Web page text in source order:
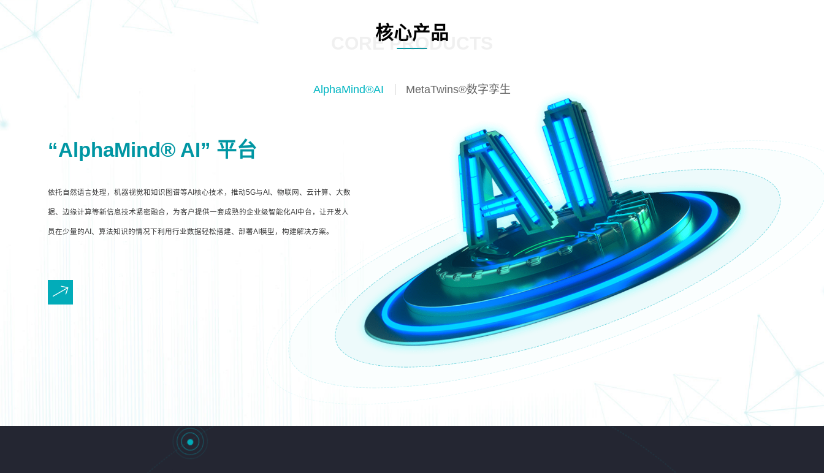
核心产品
CORE PRODUCTS
AlphaMind®AI MetaTwins®数字孪生
“AlphaMind® AI” 平台
依托自然语言处理，机器视觉和知识图谱等AI核心技术，推动5G与AI、物联网、云计算、大数
据、边缘计算等新信息技术紧密融合，为客户提供一套成熟的企业级智能化AI中台，让开发人
员在少量的AI、算法知识的情况下利用行业数据轻松搭建、部署AI模型，构建解决方案。